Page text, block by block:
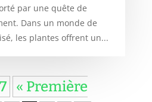
par une quête de
Dans un monde de
les plantes offrent un...
« Première